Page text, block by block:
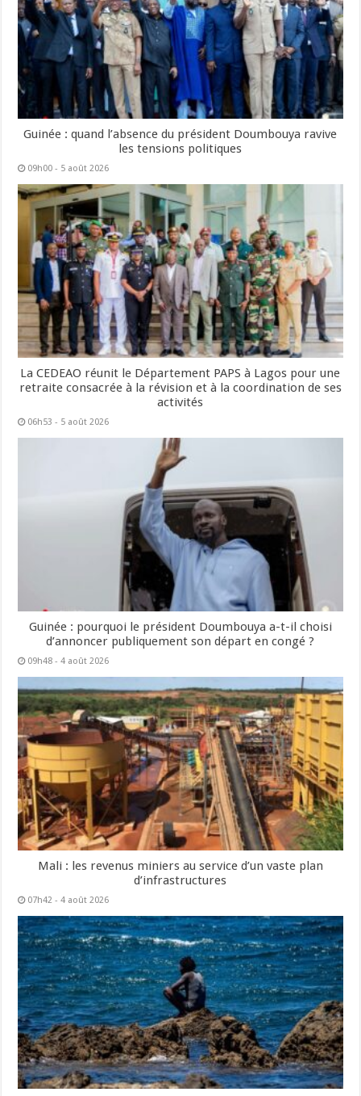
Guinée : quand l’absence du président Doumbouya ravive
les tensions politiques
09h00 - 5 août 2026
La CEDEAO réunit le Département PAPS à Lagos pour une
retraite consacrée à la révision et à la coordination de ses
activités
06h53 - 5 août 2026
Guinée : pourquoi le président Doumbouya a-t-il choisi
d’annoncer publiquement son départ en congé ?
09h48 - 4 août 2026
Mali : les revenus miniers au service d’un vaste plan
d’infrastructures
07h42 - 4 août 2026